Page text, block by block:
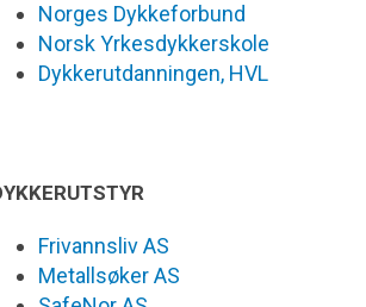
Norges Dykkeforbund
Norsk Yrkesdykkerskole
Dykkerutdanningen, HVL
Frivannsliv AS
Metallsøker AS